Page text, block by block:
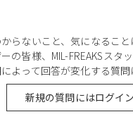
らないこと、気になること
の皆様、MIL-FREAKSスタ
よって回答が変化する質問
新規の質問にはログイ